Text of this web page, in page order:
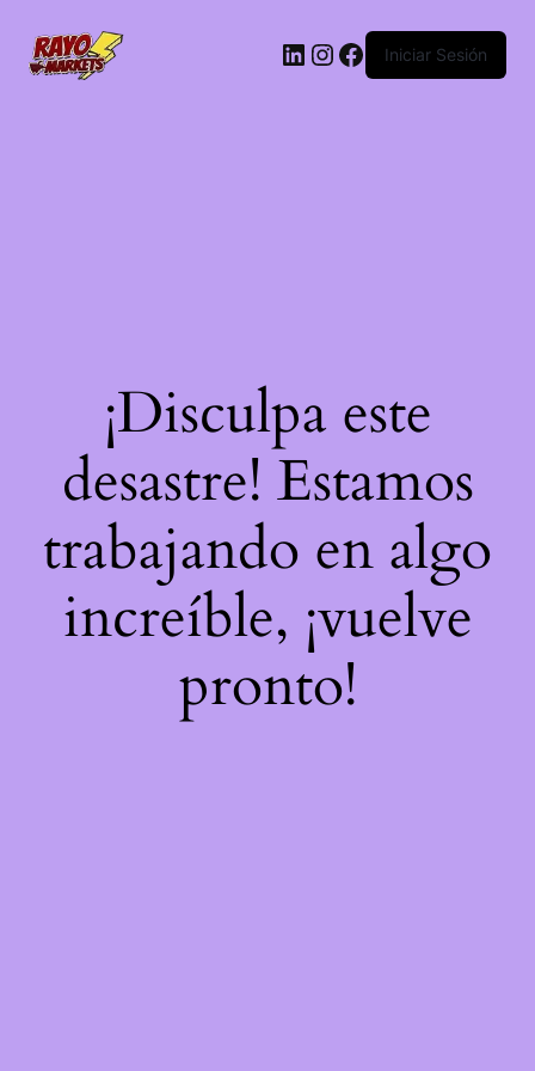
LinkedIn
Instagram
Facebook
Iniciar Sesión
¡Disculpa este
desastre! Estamos
trabajando en algo
increíble, ¡vuelve
pronto!